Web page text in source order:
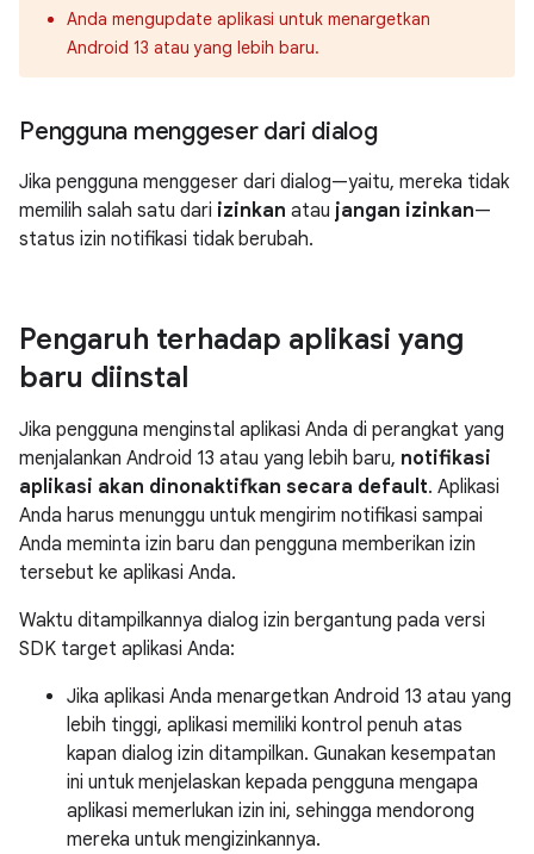
Anda mengupdate aplikasi untuk menargetkan
Android 13 atau yang lebih baru.
Pengguna menggeser dari dialog
Jika pengguna menggeser dari dialog—yaitu, mereka tidak
memilih salah satu dari izinkan atau jangan izinkan—
status izin notifikasi tidak berubah.
Pengaruh terhadap aplikasi yang
baru diinstal
Jika pengguna menginstal aplikasi Anda di perangkat yang
menjalankan Android 13 atau yang lebih baru, notifikasi
aplikasi akan dinonaktifkan secara default. Aplikasi
Anda harus menunggu untuk mengirim notifikasi sampai
Anda meminta izin baru dan pengguna memberikan izin
tersebut ke aplikasi Anda.
Waktu ditampilkannya dialog izin bergantung pada versi
SDK target aplikasi Anda:
Jika aplikasi Anda menargetkan Android 13 atau yang
lebih tinggi, aplikasi memiliki kontrol penuh atas
kapan dialog izin ditampilkan. Gunakan kesempatan
ini untuk menjelaskan kepada pengguna mengapa
aplikasi memerlukan izin ini, sehingga mendorong
mereka untuk mengizinkannya.